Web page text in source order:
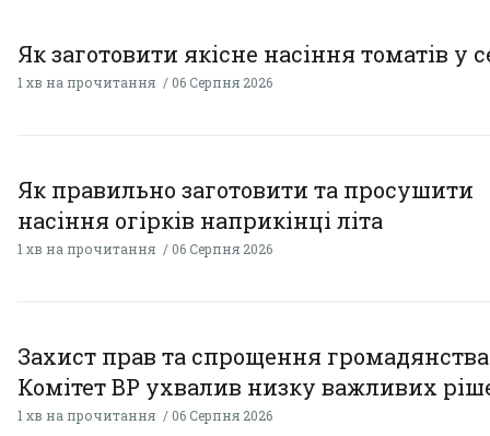
Як заготовити якісне насіння томатів у
1 хв на прочитання 06 Серпня 2026
Як правильно заготовити та просушити
насіння огірків наприкінці літа
1 хв на прочитання 06 Серпня 2026
Захист прав та спрощення
Комітет ВР ухвалив низку важливих
1 хв на прочитання 06 Серпня 2026